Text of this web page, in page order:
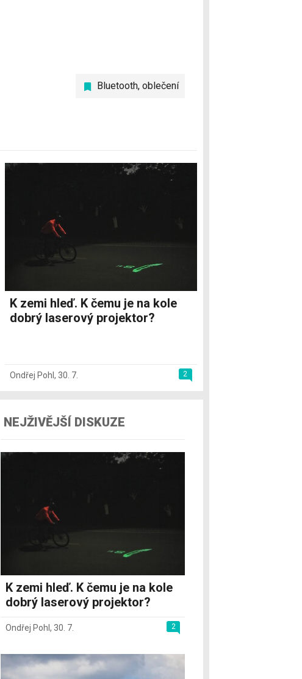
Bluetooth, oblečení
K zemi hleď. K čemu je na kole
dobrý laserový projektor?
2
Ondřej Pohl , 30. 7.
NEJŽIVĚJŠÍ DISKUZE
K zemi hleď. K čemu je na kole
dobrý laserový projektor?
2
Ondřej Pohl, 30. 7.